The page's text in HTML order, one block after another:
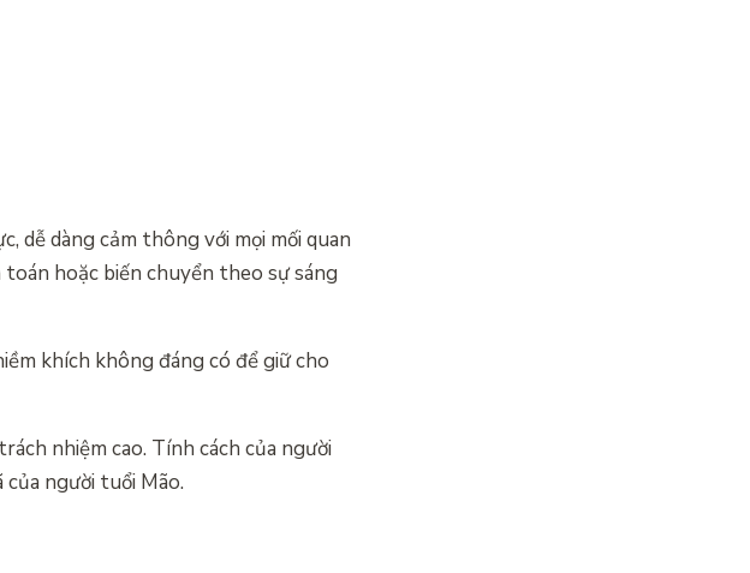
dễ dàng cảm thông với mọi mối quan
hoặc biến chuyển theo sự sáng
khích không đáng có để giữ cho
nhiệm cao. Tính cách của người
người tuổi Mão.